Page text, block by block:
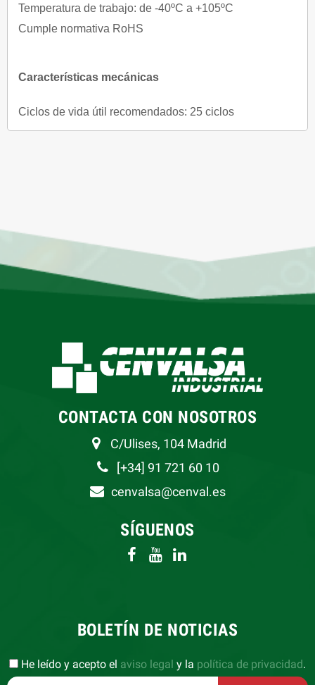
Temperatura de trabajo: de -40ºC a +105ºC
Cumple normativa RoHS
Características mecánicas
Ciclos de vida útil recomendados: 25 ciclos
CONTACTA CON NOSOTROS
C/Ulises, 104 Madrid
[+34] 91 721 60 10
cenvalsa@cenval.es
SÍGUENOS
BOLETÍN DE NOTICIAS
He leído y acepto el aviso legal y la política de privacidad.